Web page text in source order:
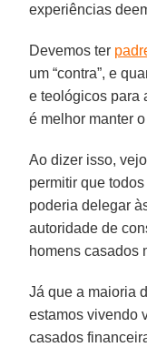
experiências
Devemos ter
um “contra”, e
e teológicos para
é melhor manter
Ao dizer isso,
permitir que
poderia delegar
autoridade de
homens casados
Já que a maioria
estamos vivendo
casados